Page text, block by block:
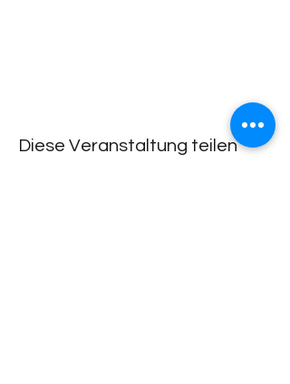
Diese Veranstaltung teilen